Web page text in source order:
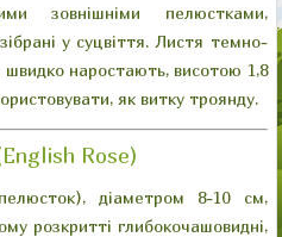
зовнішніми пелюстками,
у суцвіття. Листя темно-
швидко наростають, висотою 1,8
як витку троянду.
Rose)
діаметром 8-10 см,
розкритті глибокочашовидні,